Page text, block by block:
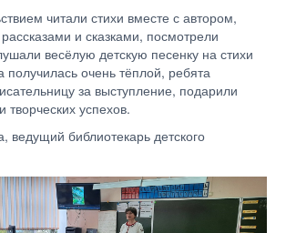
читали стихи вместе с автором,
и сказками, посмотрели
весёлую детскую песенку на стихи
получилась очень тёплой, ребята
за выступление, подарили
успехов.
библиотекарь детского